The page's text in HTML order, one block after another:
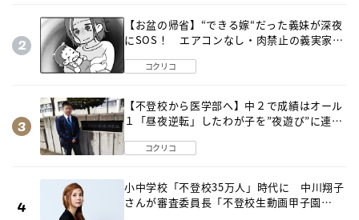
【お盆の帰省】“できる嫁“だった義妹が深夜
にSOS！ エアコンなし・肉禁止の義実家ル
コクリコ
【不登校から医学部へ】中２で成績はオール
１「昼夜逆転」したわが子を”夜遊び”に連れ
コクリコ
小中学校「不登校35万人」時代に 中川翔子
さんが審査委員長「不登校生動画甲子園